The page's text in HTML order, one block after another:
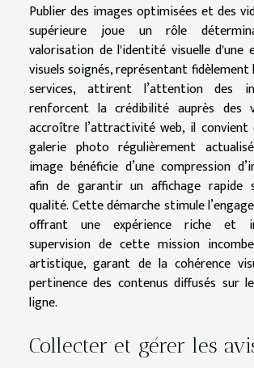
Publier des images optimisées et des
supérieure joue un rôle
valorisation de l'identité visuelle d'une
visuels soignés, représentant
services, attirent l’attention des
renforcent la crédibilité auprès des
accroître l’attractivité web, il convient
galerie photo régulièrement
image bénéficie d’une compression
afin de garantir un affichage rapide
qualité. Cette démarche stimule
offrant une expérience riche et
supervision de cette mission
artistique, garant de la cohérence
pertinence des contenus diffusés sur
ligne.
Collecter et gérer les